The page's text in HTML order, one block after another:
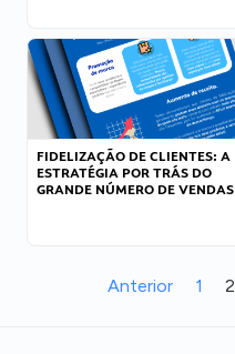
FIDELIZAÇÃO DE CLIENTES: A
ESTRATÉGIA POR TRÁS DO
GRANDE NÚMERO DE VENDAS
Anterior 1 2